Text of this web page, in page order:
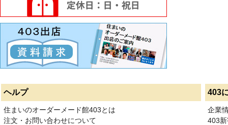
ヘルプ 403
住まいのオーダーメード館403とは
注文・お問い合わせについて
企業
403